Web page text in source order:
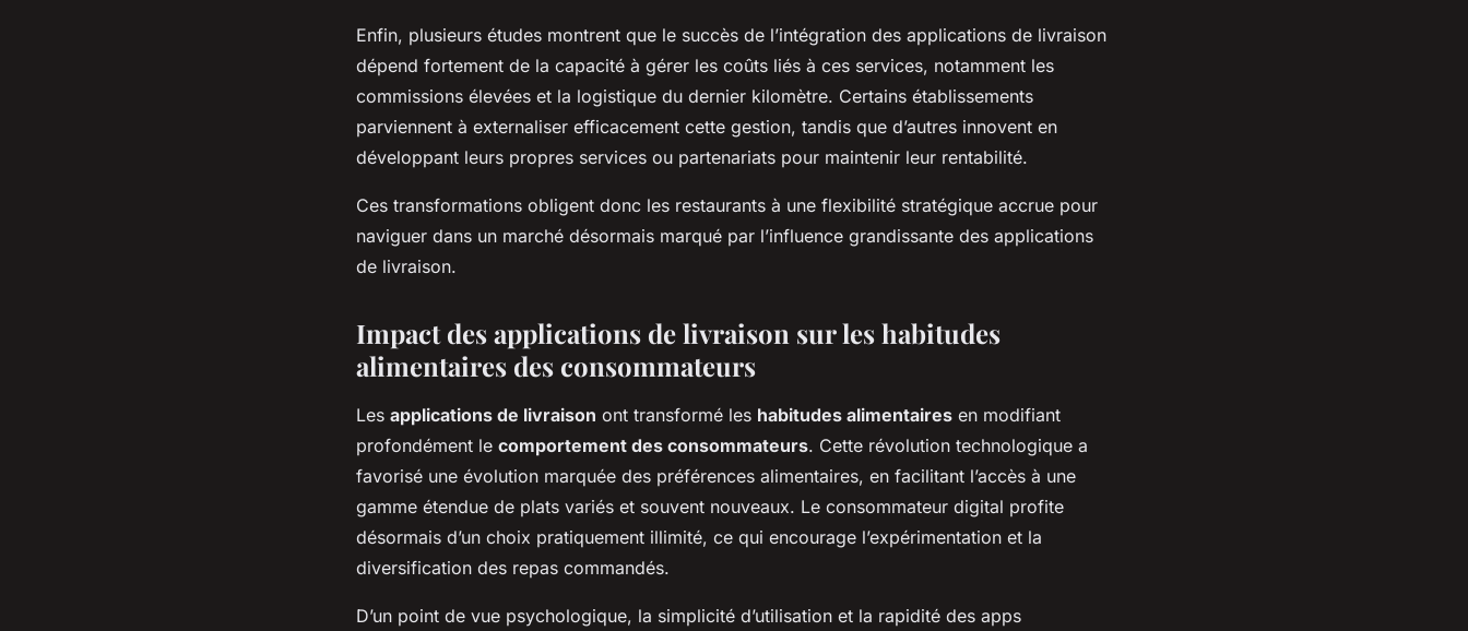
Enfin, plusieurs études montrent que le succès de l’intégration des applications de livraison
dépend fortement de la capacité à gérer les coûts liés à ces services, notamment les
commissions élevées et la logistique du dernier kilomètre. Certains établissements
parviennent à externaliser efficacement cette gestion, tandis que d’autres innovent en
développant leurs propres services ou partenariats pour maintenir leur rentabilité.
Ces transformations obligent donc les restaurants à une flexibilité stratégique accrue pour
naviguer dans un marché désormais marqué par l’influence grandissante des applications
de livraison.
Impact des applications de livraison sur les habitudes
alimentaires des consommateurs
Les applications de livraison ont transformé les habitudes alimentaires en modifiant
profondément le comportement des consommateurs. Cette révolution technologique a
favorisé une évolution marquée des préférences alimentaires, en facilitant l’accès à une
gamme étendue de plats variés et souvent nouveaux. Le consommateur digital profite
désormais d’un choix pratiquement illimité, ce qui encourage l’expérimentation et la
diversification des repas commandés.
D’un point de vue psychologique, la simplicité d’utilisation et la rapidité des apps